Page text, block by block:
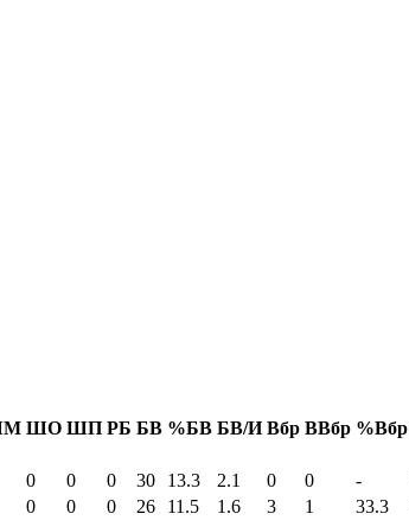
ШО ШП РБ БВ %БВ БВ/И Вбр ВВбр %Вбр
0 0 0 30 13.3 2.1 0 0 -
0 0 0 26 11.5 1.6 3 1 33.3